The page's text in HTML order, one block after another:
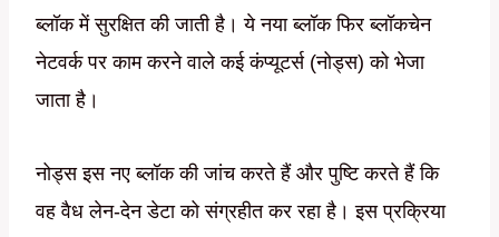
ब्लॉक में सुरक्षित की जाती है। ये नया ब्लॉक फिर ब्लॉकचेन
नेटवर्क पर काम करने वाले कई कंप्यूटर्स (नोड्स) को भेजा
जाता है।
नोड्स इस नए ब्लॉक की जांच करते हैं और पुष्टि करते हैं कि
वह वैध लेन-देन डेटा को संग्रहीत कर रहा है। इस प्रक्रिया